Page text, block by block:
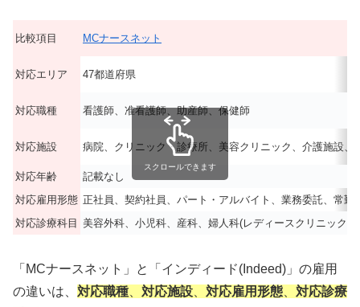
比較項目 MCナースネット
対応エリア 47都道府県
対応職種 看護師、准看護師、助産師、保健師
対応施設 病院、クリニック・診療所、美容クリニック、介護施設
対応年齢
記載なし
対応雇用形態 正社員、契約社員、パート・アルバイト、業務委託、常
対応診療科目 美容外科、小児科、産科、婦人科(レディースクリニック)
スクロールできます
「MCナースネット」と「インディード(Indeed)」の雇用
の違いは、 対応職種 対応施設 対応雇用形態
対応診療